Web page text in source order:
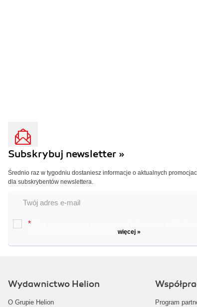
Subskrybuj newsletter »
Średnio raz w tygodniu dostaniesz informacje o aktualnych
dla subskrybentów newslettera.
*
więcej »
Wydawnictwo Helion
O Grupie Helion
Program